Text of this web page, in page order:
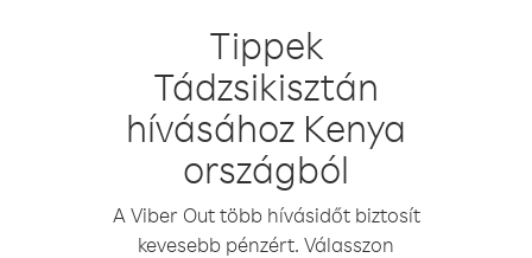
Tippek
Tádzsikisztán
hívásához Kenya
országból
A Viber Out több hívásidőt biztosít
kevesebb pénzért. Válasszon